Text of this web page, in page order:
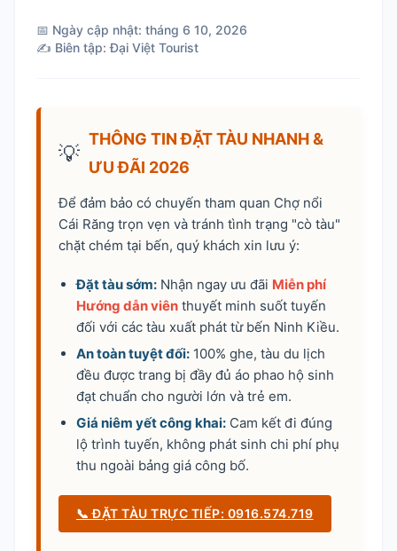
📅 Ngày cập nhật: tháng 6 10, 2026
✍️ Biên tập: Đại Việt Tourist
💡
THÔNG TIN ĐẶT TÀU NHANH &
ƯU ĐÃI 2026
Để đảm bảo có chuyến tham quan Chợ nổi
Cái Răng trọn vẹn và tránh tình trạng "cò tàu"
chặt chém tại bến, quý khách xin lưu ý:
Đặt tàu sớm: Nhận ngay ưu đãi Miễn phí
Hướng dẫn viên thuyết minh suốt tuyến
đối với các tàu xuất phát từ bến Ninh Kiều.
An toàn tuyệt đối: 100% ghe, tàu du lịch
đều được trang bị đầy đủ áo phao hộ sinh
đạt chuẩn cho người lớn và trẻ em.
Giá niêm yết công khai: Cam kết đi đúng
lộ trình tuyến, không phát sinh chi phí phụ
thu ngoài bảng giá công bố.
📞 ĐẶT TÀU TRỰC TIẾP: 0916.574.719